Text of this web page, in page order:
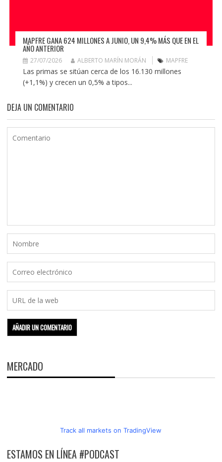
MAPFRE GANA 624 MILLONES A JUNIO, UN 9,4% MÁS QUE EN EL
AÑO ANTERIOR
27/07/2026 ALBERTO MARÍN MORÁN MAPFRE
Las primas se sitúan cerca de los 16.130 millones
(+1,1%) y crecen un 0,5% a tipos...
DEJA UN COMENTARIO
MERCADO
Track all markets on TradingView
ESTAMOS EN LÍNEA #PODCAST